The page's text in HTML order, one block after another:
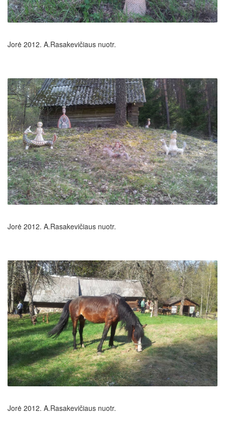
Jorė 2012. A.Rasakevičiaus nuotr.
Jorė 2012. A.Rasakevičiaus nuotr.
Jorė 2012. A.Rasakevičiaus nuotr.